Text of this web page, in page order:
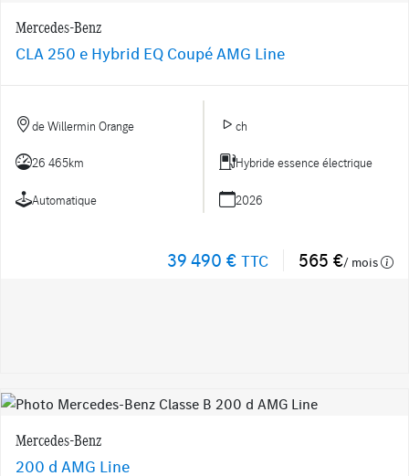
Mercedes-Benz
CLA 250 e Hybrid EQ Coupé AMG Line
de Willermin Orange ch
26 465km Hybride essence électrique
Automatique 2026
39 490 € TTC 565 €/ mois
Mercedes-Benz
200 d AMG Line